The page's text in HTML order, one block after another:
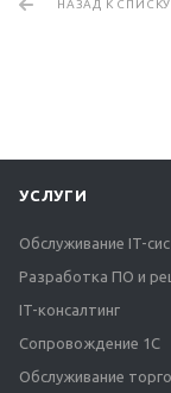
НАЗАД К СПИСКУ
УСЛУГИ
Обслуживание IT-
Разработка ПО и
IT-консалтинг
Сопровождение 1С
Обслуживание